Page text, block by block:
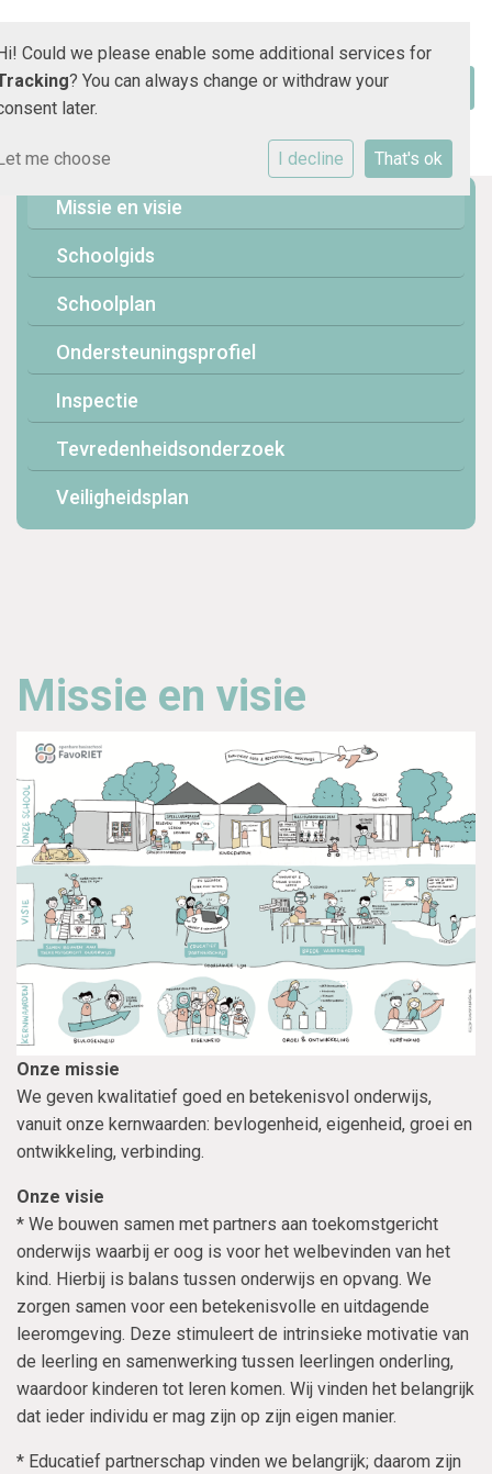
Missie en visie
Schoolgids
Schoolplan
Ondersteuningsprofiel
Inspectie
Tevredenheidsonderzoek
Veiligheidsplan
Missie en visie
Onze missie
We geven kwalitatief goed en betekenisvol onderwijs,
vanuit onze kernwaarden: bevlogenheid, eigenheid, groei en
ontwikkeling, verbinding.
Onze visie
* We bouwen samen met partners aan toekomstgericht
onderwijs waarbij er oog is voor het welbevinden van het
kind. Hierbij is balans tussen onderwijs en opvang. We
zorgen samen voor een betekenisvolle en uitdagende
leeromgeving. Deze stimuleert de intrinsieke motivatie van
de leerling en samenwerking tussen leerlingen onderling,
waardoor kinderen tot leren komen. Wij vinden het belangrijk
dat ieder individu er mag zijn op zijn eigen manier.
* Educatief partnerschap vinden we belangrijk; daarom zijn
Could we please enable some additional services for
? You can always change or withdraw your
later.
me choose I decline That's ok